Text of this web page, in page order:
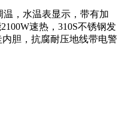
温，水温表显示，带有加
速热，310S不锈钢发
胆，抗腐耐压地线带电警